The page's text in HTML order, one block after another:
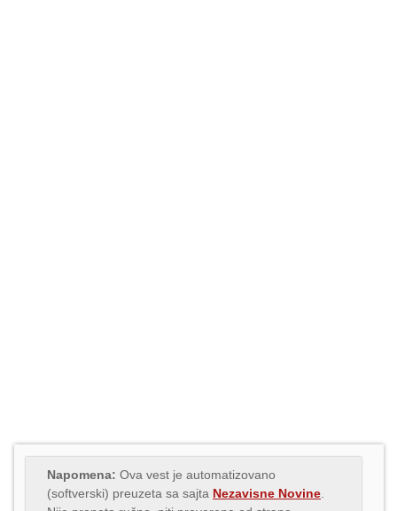
Napomena: Ova vest je automatizovano
(softverski) preuzeta sa sajta Nezavisne Novine